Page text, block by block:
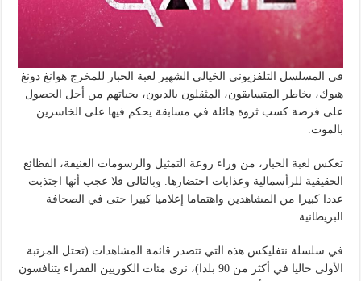
في المسلسل التلفزيوني الخيالي الشهير لعبة الحبار للمخرج هوانغ دونغ
هيوك، يخاطر المتسابقون، المثقلون بالديون، بحياتهم من أجل الحصول
على فرصة كسب ثروة هائلة في مسابقة يحكم فيها على الخاسرين
بالموت.
تعكس لعبة الحبار، من وراء روعة التمثيل والرسومات العنيفة، الفظائع
الحقيقية للرأسمالية وعذابات احتضارها. وبالتالي فلا عجب أنها اجتذبت
عددا كبيرا من المشاهدين واهتماما إعلاميا كبيرا حتى في الصحافة
البريطانية.
في سلسلة نتفليكس هذه التي تتصدر قائمة المشاهدات (تحتل المرتبة
الأولى حاليا في أكثر من 90 بلدا)، نرى مئات الكوريين الفقراء يتنافسون